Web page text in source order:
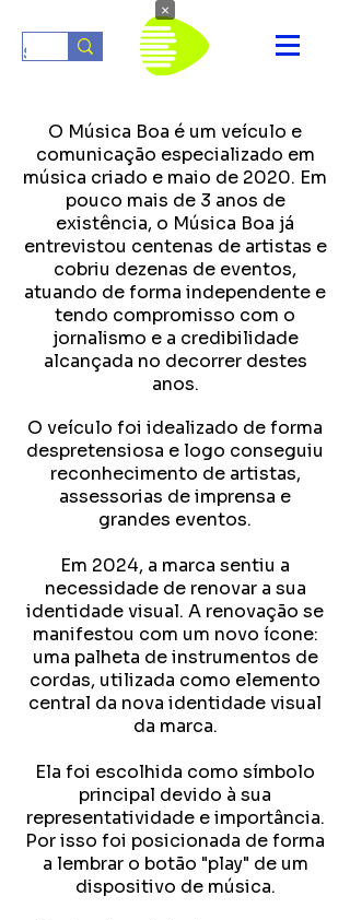
O Música Boa é um veículo e
comunicação especializado em
música criado e maio de 2020. Em
pouco mais de 3 anos de
existência, o Música Boa já
entrevistou centenas de artistas e
cobriu dezenas de eventos,
atuando de forma independente e
tendo compromisso com o
jornalismo e a credibilidade
alcançada no decorrer destes
anos.
O veículo foi idealizado de forma
despretensiosa e logo conseguiu
reconhecimento de artistas,
assessorias de imprensa e
grandes eventos.
Em 2024, a marca sentiu a
necessidade de renovar a sua
identidade visual. A renovação se
manifestou com um novo ícone:
uma palheta de instrumentos de
cordas, utilizada como elemento
central da nova identidade visual
da marca.
Ela foi escolhida como símbolo
principal devido à sua
representatividade e importância.
Por isso foi posicionada de forma
a lembrar o botão "play" de um
dispositivo de música.
×